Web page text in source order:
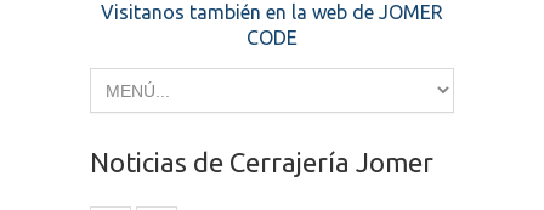
Visitanos también en la web de JOMER
CODE
Noticias de Cerrajería Jomer